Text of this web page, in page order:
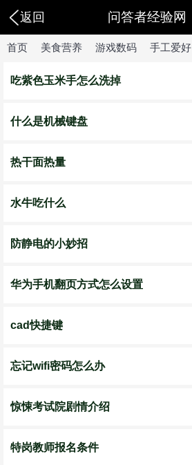
返回 问答者经验网
首页 美食营养 游戏数码 手工爱好
吃紫色玉米手怎么洗掉
什么是机械键盘
热干面热量
水牛吃什么
防静电的小妙招
华为手机翻页方式怎么设置
cad快捷键
忘记wifi密码怎么办
惊悚考试院剧情介绍
特岗教师报名条件